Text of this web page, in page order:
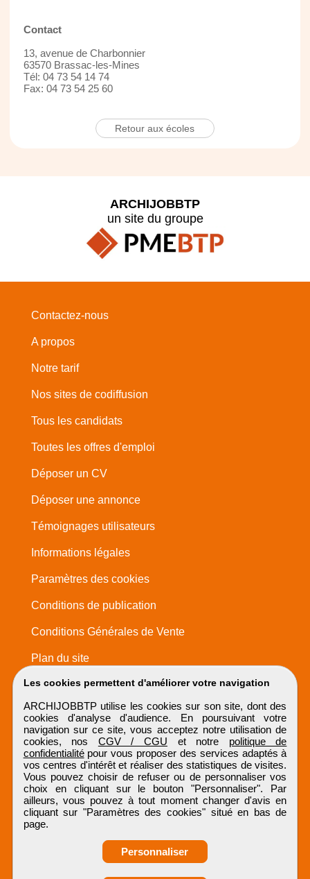
Contact
13, avenue de Charbonnier
63570 Brassac-les-Mines
Tél: 04 73 54 14 74
Fax: 04 73 54 25 60
Retour aux écoles
Les cookies permettent d'améliorer votre navigation
ARCHIJOBBTP utilise les cookies sur son site, dont des
cookies d'analyse d'audience. En poursuivant votre
navigation sur ce site, vous acceptez notre utilisation de
cookies, nos CGV / CGU et notre politique de
confidentialitépour vous proposer des services adaptés à
vos centres d'intérêt et réaliser des statistiques de visites.
Vous pouvez choisir de refuser ou de personnaliser vos
choix en cliquant sur le bouton "Personnaliser". Par
ailleurs, vous pouvez à tout moment changer d'avis en
cliquant sur "Paramètres des cookies" situé en bas de
page.
Personnaliser
ARCHIJOBBTP
un site du groupe
Contactez-nous
A propos
Notre tarif
Nos sites de codiffusion
Tous les candidats
Toutes les offres d'emploi
Déposer un CV
Déposer une annonce
Témoignages utilisateurs
Informations légales
Paramètres des cookies
Conditions de publication
Conditions Générales de Vente
Plan du site